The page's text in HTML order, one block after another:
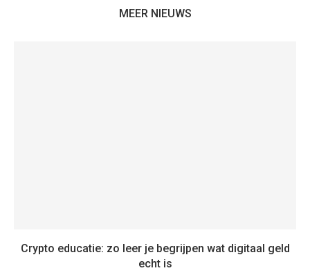
MEER NIEUWS
Crypto educatie: zo leer je begrijpen wat digitaal geld
echt is